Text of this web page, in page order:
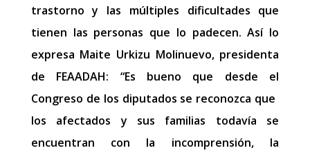
trastorno y las múltiples dificultades que
tienen las personas que lo padecen. Así lo
expresa Maite Urkizu Molinuevo, presidenta
de FEAADAH: “Es bueno que desde el
Congreso de los diputados se reconozca que ​
los afectados y sus familias ​todavía se
encuentran con la incomprensión, la